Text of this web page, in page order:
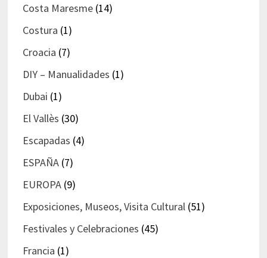
Costa Maresme(14)
Costura (1)
Croacia (7)
DIY – Manualidades (1)
Dubai (1)
El Vallès (30)
Escapadas (4)
ESPAÑA(7)
EUROPA(9)
Exposiciones, Museos, Visita Cultural(51)
Festivales y Celebraciones (45)
Francia (1)